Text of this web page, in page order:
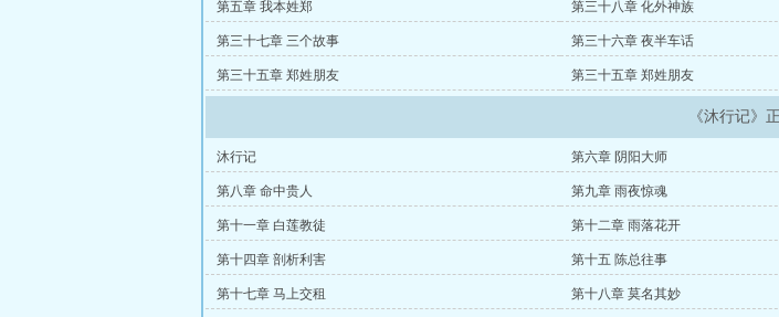
第五章 我本姓郑 第三十八章 化外神族
第三十七章 三个故事 第三十六章 夜半车话
第三十五章 郑姓朋友 第三十五章 郑姓朋友
《沐行记》
沐行记 第六章 阴阳大师
第八章 命中贵人 第九章 雨夜惊魂
第十一章 白莲教徒 第十二章 雨落花开
第十四章 剖析利害 第十五 陈总往事
第十七章 马上交租 第十八章 莫名其妙